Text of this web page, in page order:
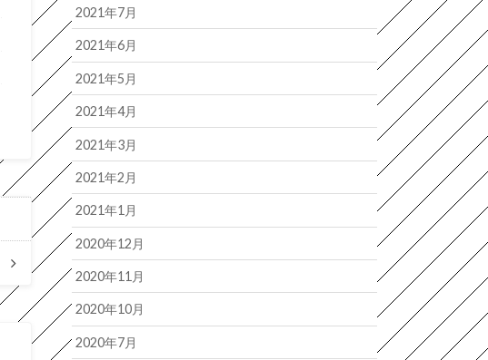
2021年7月
2021年6月
2021年5月
2021年4月
2021年3月
2021年2月
2021年1月
2020年12月
2020年11月
2020年10月
2020年7月